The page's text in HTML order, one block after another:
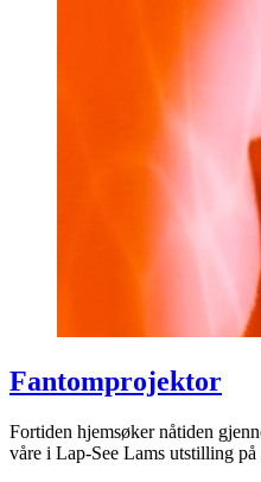
Fantomprojektor
Fortiden hjemsøker nåtiden
våre i Lap-See Lams utstilling